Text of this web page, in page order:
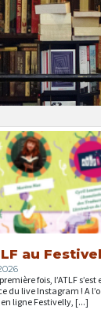
au
fois, l’ATLF s’est
du live Instagram ! A
ligne Festivelly, [...]